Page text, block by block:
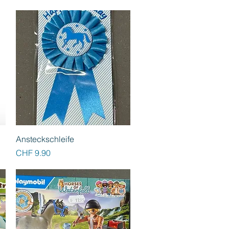
Schnellansicht
Ansteckschleife
Preis
CHF 9.90